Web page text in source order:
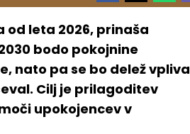
leta 2026, prinaša
bodo pokojnine
nato pa se bo delež vpliva
Cilj je prilagoditev
upokojencev v